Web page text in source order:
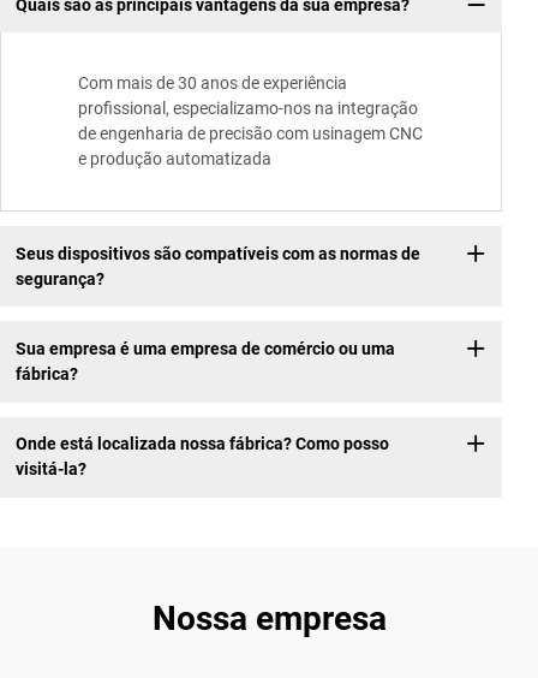
Quais são as principais vantagens da sua empresa?
Com mais de 30 anos de experiência
profissional, especializamo-nos na integração
de engenharia de precisão com usinagem CNC
e produção automatizada
Seus dispositivos são compatíveis com as normas de
segurança?
Sua empresa é uma empresa de comércio ou uma
fábrica?
Onde está localizada nossa fábrica? Como posso
visitá-la?
Nossa empresa